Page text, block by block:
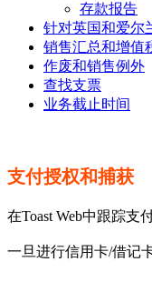
存款报告
针对英国和爱尔
销售汇总和增值
作废和销售例外
查找支票
业务截止时间
支付授权和捕获
在Toast Web中跟踪支
一旦进行信用卡/借记